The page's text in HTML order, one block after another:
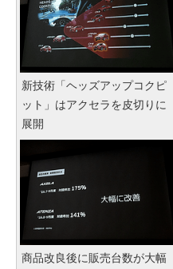
新技術「ヘッズアップコクピ
ット」はアクセラを皮切りに
展開
商品改良後に販売台数が大幅